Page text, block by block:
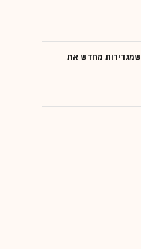
שמגדירות מחדש את